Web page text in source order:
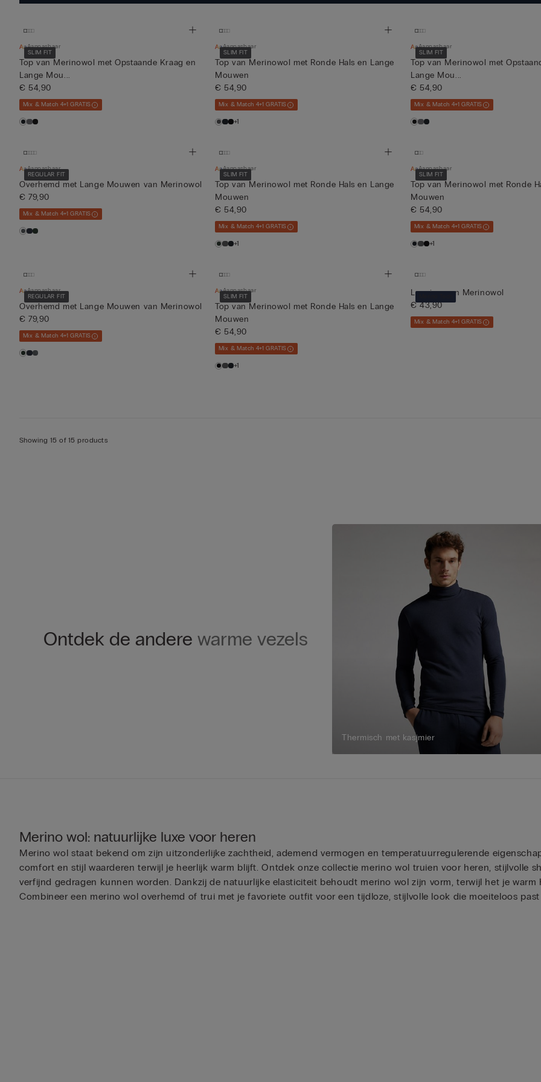
SLIM FIT
Aanpasbaar
Top van Merinowol met Opstaande Kraag en
Lange Mou...
€ 54,90
Mix & Match 4+1 GRATIS
SLIM FIT
Aanpasbaar
Top van Merinowol met Ronde Hals en Lange
Mouwen
€ 54,90
Mix & Match 4+1 GRATIS
+1
SLIM FIT
Aanpasbaar
Top van Merinowol met
Lange Mou...
€ 54,90
Mix & Match 4+1 GRATIS
REGULAR FIT
Aanpasbaar
Overhemd met Lange Mouwen van Merinowol
€ 79,90
Mix & Match 4+1 GRATIS
SLIM FIT
Aanpasbaar
Top van Merinowol met Ronde Hals en Lange
Mouwen
€ 54,90
Mix & Match 4+1 GRATIS
+1
SLIM FIT
Aanpasbaar
Top van Merinowol met Ronde
Mouwen
€ 54,90
Mix & Match 4+1 GRATIS
+1
REGULAR FIT
Aanpasbaar
Overhemd met Lange Mouwen van Merinowol
€ 79,90
Mix & Match 4+1 GRATIS
SLIM FIT
Aanpasbaar
Top van Merinowol met Ronde Hals en Lange
Mouwen
€ 54,90
Mix & Match 4+1 GRATIS
+1
Legging van Merinowol
€ 43,90
Mix & Match 4+1 GRATIS
Showing 15 of 15 products
Ontdek de andere warme vezels
Thermisch met kasjmier
Merino wol: natuurlijke luxe voor heren
Merino wol staat bekend om zijn uitzonderlijke zachtheid, ademend vermogen en temperatuurregulerende
comfort en stijl waarderen terwijl je heerlijk warm blijft. Ontdek onze collectie merino wol truien voor heren, stijlvolle
verfijnd gedragen kunnen worden. Dankzij de natuurlijke elasticiteit behoudt merino wol zijn vorm, terwijl het je
Combineer een merino wol overhemd of trui met je favoriete outfit voor een tijdloze, stijlvolle look die moeiteloos